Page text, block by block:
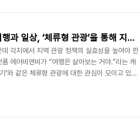
..
호텔앤레스토랑 - 경계가 허물어져가는 여행과 일상, ‘체류형 관광’을 통해 지역관광의 해답을 찾다
각지에서 지역 관광 정책의 실효성을 높여야 한
에어비앤비가 “여행은 살아보는 거야.”라는 캐
와 같은 체류형 관광에 대한 관심이 모이고 있다.
를 열게 할 중요 열쇠 평창동계올림픽 특수로 관
있는데 그 이유는 아이러니하게도 올..